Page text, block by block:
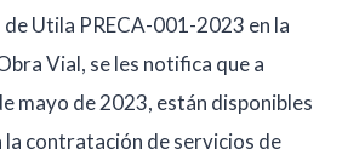
Utila PRECA-001-2023 en la
Vial, se les notifica que a
mayo de 2023, están disponibles
la contratación de servicios de